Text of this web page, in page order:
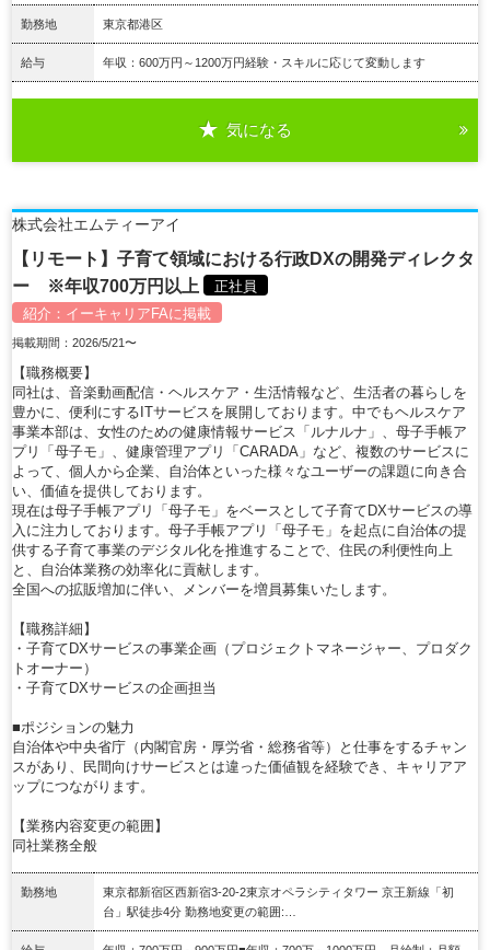
勤務地 東京都港区
給与 年収：600万円～1200万円経験・スキルに応じて変動します
気になる
株式会社エムティーアイ
【リモート】子育て領域における行政DXの開発ディレクタ
ー ※年収700万円以上
正社員
紹介： イーキャリアFAに掲載
掲載期間：2026/5/21〜
【職務概要】
同社は、音楽動画配信・ヘルスケア・生活情報など、生活者の暮らしを
豊かに、便利にするITサービスを展開しております。中でもヘルスケア
事業本部は、女性のための健康情報サービス「ルナルナ」、母子手帳ア
プリ「母子モ」、健康管理アプリ「CARADA」など、複数のサービスに
よって、個人から企業、自治体といった様々なユーザーの課題に向き合
い、価値を提供しております。
現在は母子手帳アプリ「母子モ」をベースとして子育てDXサービスの導
入に注力しております。母子手帳アプリ「母子モ」を起点に自治体の提
供する子育て事業のデジタル化を推進することで、住民の利便性向上
と、自治体業務の効率化に貢献します。
全国への拡販増加に伴い、メンバーを増員募集いたします。
【職務詳細】
・子育てDXサービスの事業企画（プロジェクトマネージャー、プロダク
トオーナー）
・子育てDXサービスの企画担当
■ポジションの魅力
自治体や中央省庁（内閣官房・厚労省・総務省等）と仕事をするチャン
スがあり、民間向けサービスとは違った価値観を経験でき、キャリアア
ップにつながります。
【業務内容変更の範囲】
同社業務全般
勤務地
東京都新宿区西新宿3‐20‐2東京オペラシティタワー 京王新線「初
台」駅徒歩4分 勤務地変更の範囲:…